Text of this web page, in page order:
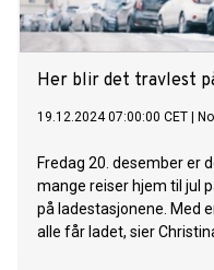
Her blir det travlest
19.12.2024 07:00:00 CET
Fredag 20. desember er
mange reiser hjem til jul
på ladestasjonene. Med
alle får ladet, sier